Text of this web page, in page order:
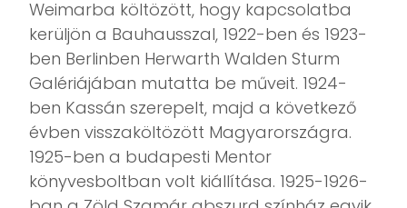
Weimarba költözött, hogy kapcsolatba
kerüljön a Bauhausszal, 1922-ben és 1923-
ben Berlinben Herwarth Walden Sturm
Galériájában mutatta be műveit. 1924-
ben Kassán szerepelt, majd a következő
évben visszaköltözött Magyarországra.
1925-ben a budapesti Mentor
könyvesboltban volt kiállítása. 1925-1926-